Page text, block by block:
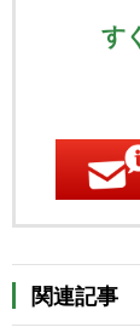
す
関連記事